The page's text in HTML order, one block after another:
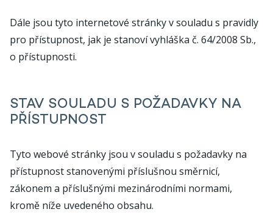
Dále jsou tyto internetové stránky v souladu s pravidly
pro přístupnost, jak je stanoví vyhláška č. 64/2008 Sb.,
o přístupnosti.
STAV SOULADU S POŽADAVKY NA
PŘÍSTUPNOST
Tyto webové stránky jsou v souladu s požadavky na
přístupnost stanovenými příslušnou směrnicí,
zákonem a příslušnými mezinárodními normami,
kromě níže uvedeného obsahu.